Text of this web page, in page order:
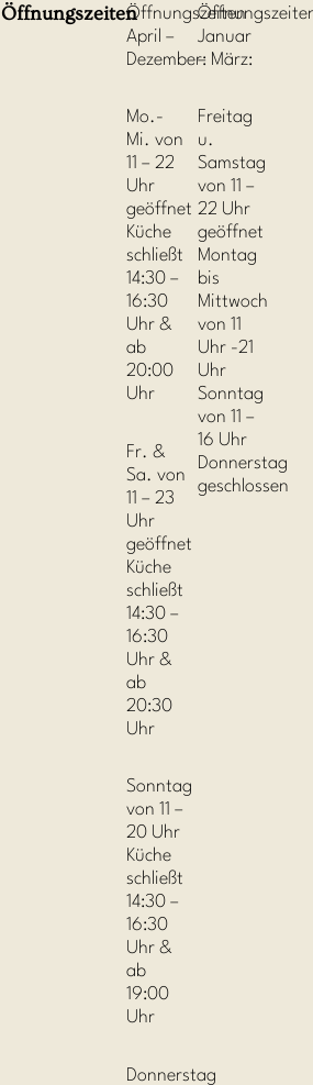
ÖffnungszeitenÖffnungszeiten
April –
Dezember:
Mo.-
Mi. von
11 – 22
Uhr
geöffnet
Küche
schließt
14:30 –
16:30
Uhr &
ab
20:00
Uhr
Fr. &
Sa. von
11 – 23
Uhr
geöffnet
Küche
schließt
14:30 –
16:30
Uhr &
ab
20:30
Uhr
Sonntag
von 11 –
20 Uhr
Küche
schließt
14:30 –
16:30
Uhr &
ab
19:00
Uhr
Donnerstag
Januar
– März:
Freitag
u.
Samstag
von 11 –
22 Uhr
geöffnet
Montag
bis
Mittwoch
von 11
Uhr -21
Uhr
Sonntag
von 11 –
16 Uhr
Donnerstag
geschlossen